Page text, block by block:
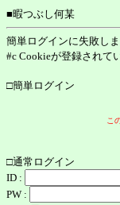
■暇つぶし何某
簡単ログインに失敗し
#c Cookieが登録されて
□簡単ログイン
こ
□通常ログイン
ID :
PW :